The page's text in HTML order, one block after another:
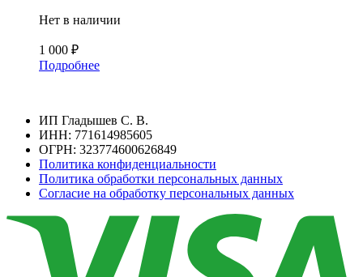
Нет в наличии
1 000 ₽
Подробнее
ИП Гладышев С. В.
ИНН: 771614985605
ОГРН: 323774600626849
Политика конфиденциальности
Политика обработки персональных данных
Согласие на обработку персональных данных